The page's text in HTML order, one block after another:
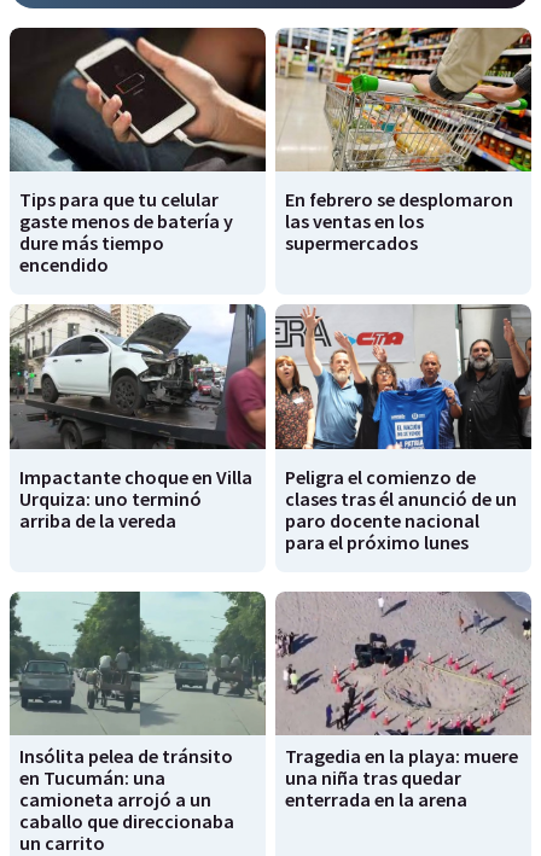
Tips para que tu celular
gaste menos de batería y
dure más tiempo
encendido
En febrero se desplomaron
las ventas en los
supermercados
Impactante choque en Villa
Urquiza: uno terminó
arriba de la vereda
Peligra el comienzo de
clases tras él anunció de un
paro docente nacional
para el próximo lunes
Insólita pelea de tránsito
en Tucumán: una
camioneta arrojó a un
caballo que direccionaba
un carrito
Tragedia en la playa: muere
una niña tras quedar
enterrada en la arena